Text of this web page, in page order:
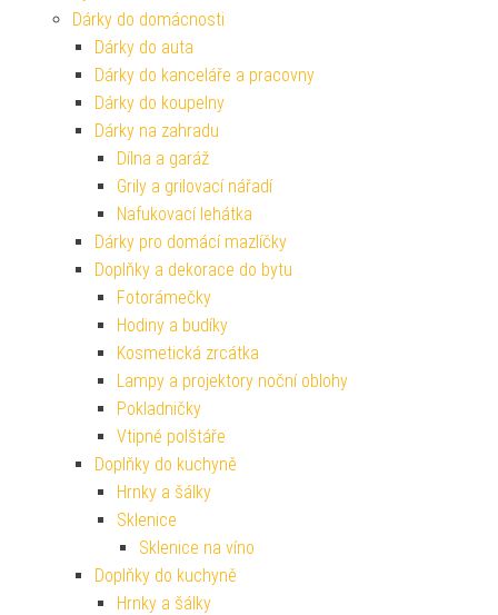
Dárky do domácnosti
Dárky do auta
Dárky do kanceláře a pracovny
Dárky do koupelny
Dárky na zahradu
Dílna a garáž
Grily a grilovací nářadí
Nafukovací lehátka
Dárky pro domácí mazlíčky
Doplňky a dekorace do bytu
Fotorámečky
Hodiny a budíky
Kosmetická zrcátka
Lampy a projektory noční oblohy
Pokladničky
Vtipné polštáře
Doplňky do kuchyně
Hrnky a šálky
Sklenice
Sklenice na víno
Doplňky do kuchyně
Hrnky a šálky